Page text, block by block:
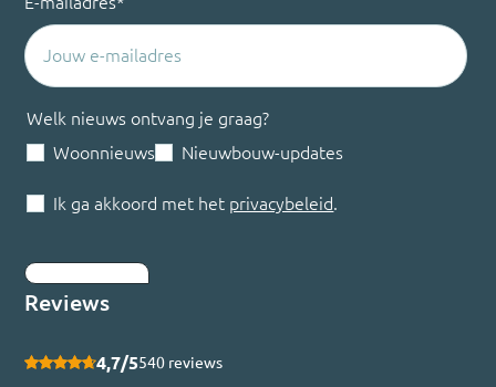
Welk nieuws ontvang je graag?
Woonnieuws
Nieuwbouw-updates
Ik ga akkoord met het privacybeleid
Reviews
4,7/5540 reviews